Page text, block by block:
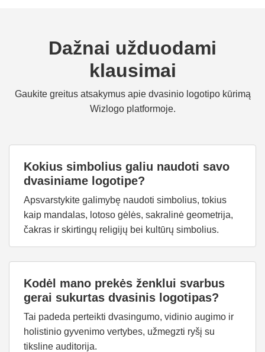
Dažnai užduodami
klausimai
Gaukite greitus atsakymus apie dvasinio logotipo kūrimą
Wizlogo platformoje.
Kokius simbolius galiu naudoti savo
dvasiniame logotipe?
Apsvarstykite galimybę naudoti simbolius, tokius
kaip mandalas, lotoso gėlės, sakralinė geometrija,
čakras ir skirtingų religijų bei kultūrų simbolius.
Kodėl mano prekės ženklui svarbus
gerai sukurtas dvasinis logotipas?
Tai padeda perteikti dvasingumo, vidinio augimo ir
holistinio gyvenimo vertybes, užmegzti ryšį su
tiksline auditorija.